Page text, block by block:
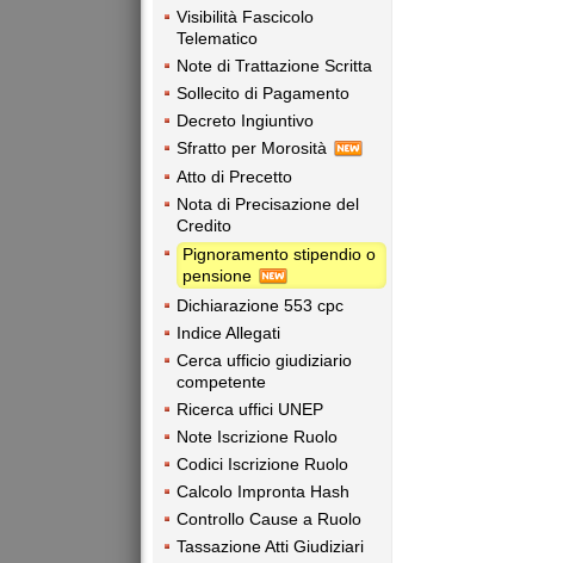
Visibilità Fascicolo
Telematico
Note di Trattazione Scritta
Sollecito di Pagamento
Decreto Ingiuntivo
Sfratto per Morosità
Atto di Precetto
Nota di Precisazione del
Credito
Pignoramento stipendio o
pensione
Dichiarazione 553 cpc
Indice Allegati
Cerca ufficio giudiziario
competente
Ricerca uffici UNEP
Note Iscrizione Ruolo
Codici Iscrizione Ruolo
Calcolo Impronta Hash
Controllo Cause a Ruolo
Tassazione Atti Giudiziari